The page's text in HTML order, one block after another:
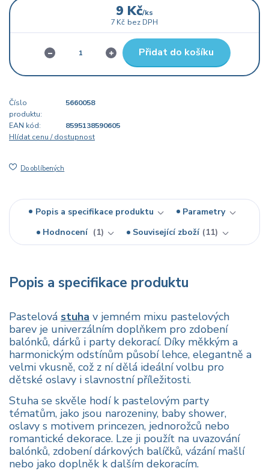
9 Kč/ks
7 Kč bez DPH
Přidat do košíku
Číslo
produktu:
5660058
EAN kód:
8595138590605
Hlídat cenu / dostupnost
Do oblíbených
Popis a specifikace produktu
Parametry
Hodnocení
1 Související zboží 11
Popis a specifikace produktu
Pastelová stuha v jemném mixu pastelových
barev je univerzálním doplňkem pro zdobení
balónků, dárků i party dekorací. Díky měkkým a
harmonickým odstínům působí lehce, elegantně a
velmi vkusně, což z ní dělá ideální volbu pro
dětské oslavy i slavnostní příležitosti.
Stuha se skvěle hodí k pastelovým party
tématům, jako jsou narozeniny, baby shower,
oslavy s motivem princezen, jednorožců nebo
romantické dekorace. Lze ji použít na uvazování
balónků, zdobení dárkových balíčků, vázání mašlí
nebo jako doplněk k dalším dekoracím.